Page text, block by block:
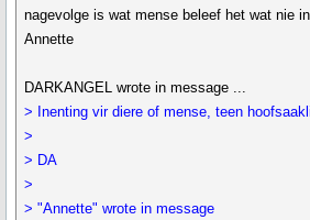
nagevolge is wat mense beleef het wat nie
Annette
DARKANGEL wrote in message ...
> Inenting vir diere of mense, teen
>
> DA
>
> "Annette" wrote in message